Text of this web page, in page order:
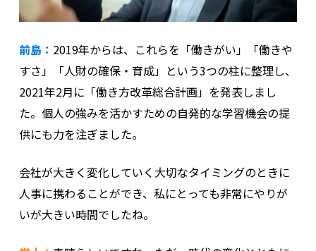
前島： 2019年からは、これらを「働きがい」「働きや
すさ」「人財の確保・育成」という3つの柱に整理し、
2021年2月に「働き方改革総合計画」を発表しまし
た。個人の強みを活かすための自発的な学習機会の提
供にも力を注ぎました。
会社が大きく変化していく大切なタイミングのときに
人事に携わることができ、私にとっても非常にやりが
いが大きい時間でしたね。